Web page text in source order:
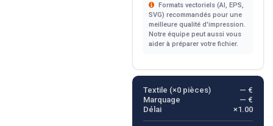
Formats vectoriels (AI, EPS,
SVG) recommandés pour une
meilleure qualité d'impression.
Notre équipe peut aussi vous
aider à préparer votre fichier.
Textile (×0pièces)
— €
Marquage
— €
Délai
×1.00